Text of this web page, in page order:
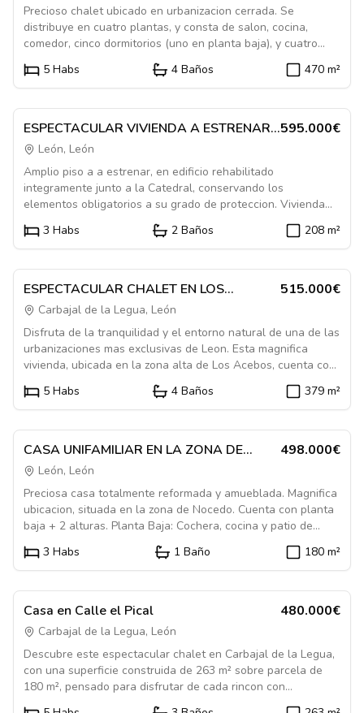
Precioso chalet ubicado en urbanizacion cerrada. Se
distribuye en cuatro plantas, y consta de salon, cocina,
comedor, cinco dormitorios (uno en planta baja), y cuatro
baños. Dispone de un amplio porche desde el que se accede
a una bonita parcela ajardinada. La bajocubierta esta
acondicionada, y la planta de sotano cuenta con sala
destinada a gimnasio, bodega, cuarto de lavado y
calefaccion y garaje. Es muy luminoso y se encuentra en un
excelente estado de conservacion.
5 Habs 4 Baños 470 m²
Piso En Venta
Destacado
ESPECTACULAR VIVIENDA A ESTRENAR,
A LOS PIES DE LA CATEDRAL
595.000€
León, León
Amplio piso a a estrenar, en edificio rehabilitado
integramente junto a la Catedral, conservando los
elementos obligatorios a su grado de proteccion. Vivienda
unica de su planta, que ademas es la ultima del edificio, con
excelentes vistas por su magnifica ubicacion junto a la
Catedral y las Murallas, en un entorno peatonal Se
distribuye en salon-comedor, amplisima cocina, 3 dormitorios
y 2 baños. El dormitorio principal con baño en suite y amplio
vestidor. Calefaccion mediante suelo radiante, y trastero en
el edificio.
3 Habs 2 Baños 208 m²
Casa En Venta
Destacado
ESPECTACULAR CHALET EN LOS
ACEBOS, CARBAJAL DE LA LEGUA
515.000€
Carbajal de la Legua, León
Disfruta de la tranquilidad y el entorno natural de una de las
urbanizaciones mas exclusivas de Leon. Esta magnifica
vivienda, ubicada en la zona alta de Los Acebos, cuenta con
una parcela de 969 m² y 379 m² construidos distribuidos en
dos alturas. Planta baja (206 m²): Amplio hall de entrada,
luminosa cocina con despensa, comedor independiente,
salon en doble altura con chimenea, dos dormitorios, dos
baños completos y garaje con cuarto de caldera y puerta
automatica. Planta primera (173 m²): Distribuidor, tres
dormitorios, dos baños, pequeño trastero, terraza-balcon y
una espectacular zona abierta sobre el salon con un gran
ventanal que inunda de luz toda la estancia. El exterior
ofrece una parcela ajardinada y muy cuidada, con barbacoa
y agradables zonas de descanso. La vivienda se encuentra
junto a las zonas comunes de la urbanizacion (piscina, pistas
deportivas, areas infantiles, etc.) y disfruta de excelente
orientacion y preciosas vistas. Una casa amplia, comoda y en
perfecto estado de conservacion. Ideal para vivir todo el año
en un entorno tranquilo, a solo unos minutos de Leon.
5 Habs 4 Baños 379 m²
Casa En Venta
Destacado
CASA UNIFAMILIAR EN LA ZONA DE
NOCEDO. MUY BONITA Y TOTALMENTE
REFORMADA.
498.000€
León, León
Preciosa casa totalmente reformada y amueblada. Magnifica
ubicacion, situada en la zona de Nocedo. Cuenta con planta
baja + 2 alturas. Planta Baja: Cochera, cocina y patio de
aproximadamante 60 m2. El patio tiene el solado de gres de
aragon y una zona de rocalla. Planta 1ª: Salon-comedor,
cocina y baño con ducha. Planta 2ª: 3 dormitorios y baño con
bañera de hidromasaje.
3 Habs 1 Baño 180 m²
Casa En Venta
Destacado
Casa en Calle el Pical 480.000€
Carbajal de la Legua, León
Descubre este espectacular chalet en Carbajal de la Legua,
con una superficie construida de 263 m² sobre parcela de
180 m², pensado para disfrutar de cada rincon con
comodidad y calidad. La vivienda se distribuye en 4